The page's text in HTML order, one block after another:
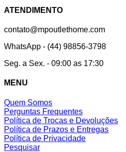
ATENDIMENTO
contato@mpoutlethome.com
WhatsApp - (44) 98856-3798
Seg. a Sex. - 09:00 as 17:30
MENU
Quem Somos
Perguntas Frequentes
Política de Trocas e Devoluções
Política de Prazos e Entregas
Política de Privacidade
Pesquisar